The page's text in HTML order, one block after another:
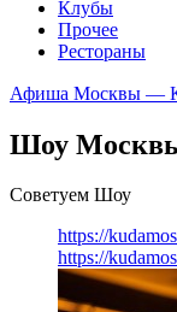
Клубы
Прочее
Рестораны
Афиша Москвы —
Шоу
Советуем Шоу
https://
https://